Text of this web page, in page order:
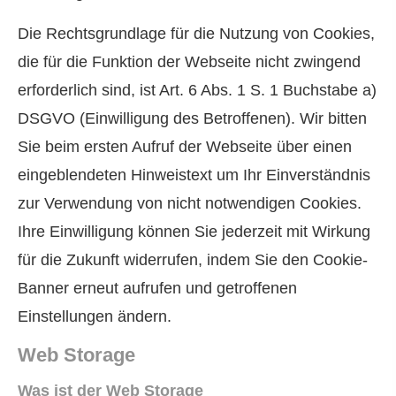
Die Rechtsgrundlage für die Nutzung von Cookies,
die für die Funktion der Webseite nicht zwingend
erforderlich sind, ist Art. 6 Abs. 1 S. 1 Buchstabe a)
DSGVO (Einwilligung des Betroffenen). Wir bitten
Sie beim ersten Aufruf der Webseite über einen
eingeblendeten Hinweistext um Ihr Einverständnis
zur Verwendung von nicht notwendigen Cookies.
Ihre Einwilligung können Sie jederzeit mit Wirkung
für die Zukunft widerrufen, indem Sie den Cookie-
Banner erneut aufrufen und getroffenen
Einstellungen ändern.
Web Storage
Was ist der Web Storage